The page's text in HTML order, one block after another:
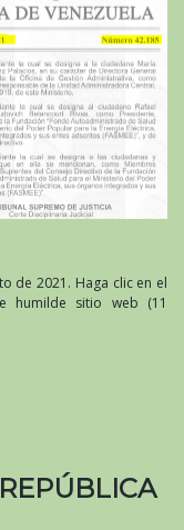
de 2021. Haga clic en el
humilde sitio web (11